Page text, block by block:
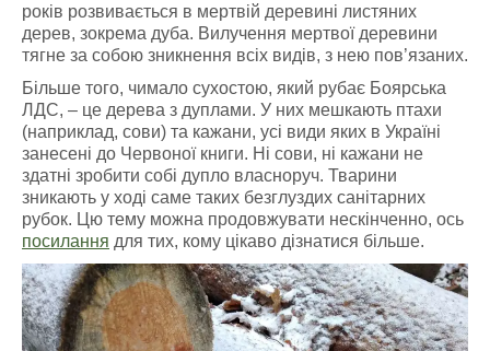
років розвивається в мертвій деревині листяних
дерев, зокрема дуба. Вилучення мертвої деревини
тягне за собою зникнення всіх видів, з нею пов’язаних.
Більше того, чимало сухостою, який рубає Боярська
ЛДС, – це дерева з дуплами. У них мешкають птахи
(наприклад, сови) та кажани, усі види яких в Україні
занесені до Червоної книги. Ні сови, ні кажани не
здатні зробити собі дупло власноруч. Тварини
зникають у ході саме таких безглуздих санітарних
рубок. Цю тему можна продовжувати нескінченно, ось
посилання для тих, кому цікаво дізнатися більше.